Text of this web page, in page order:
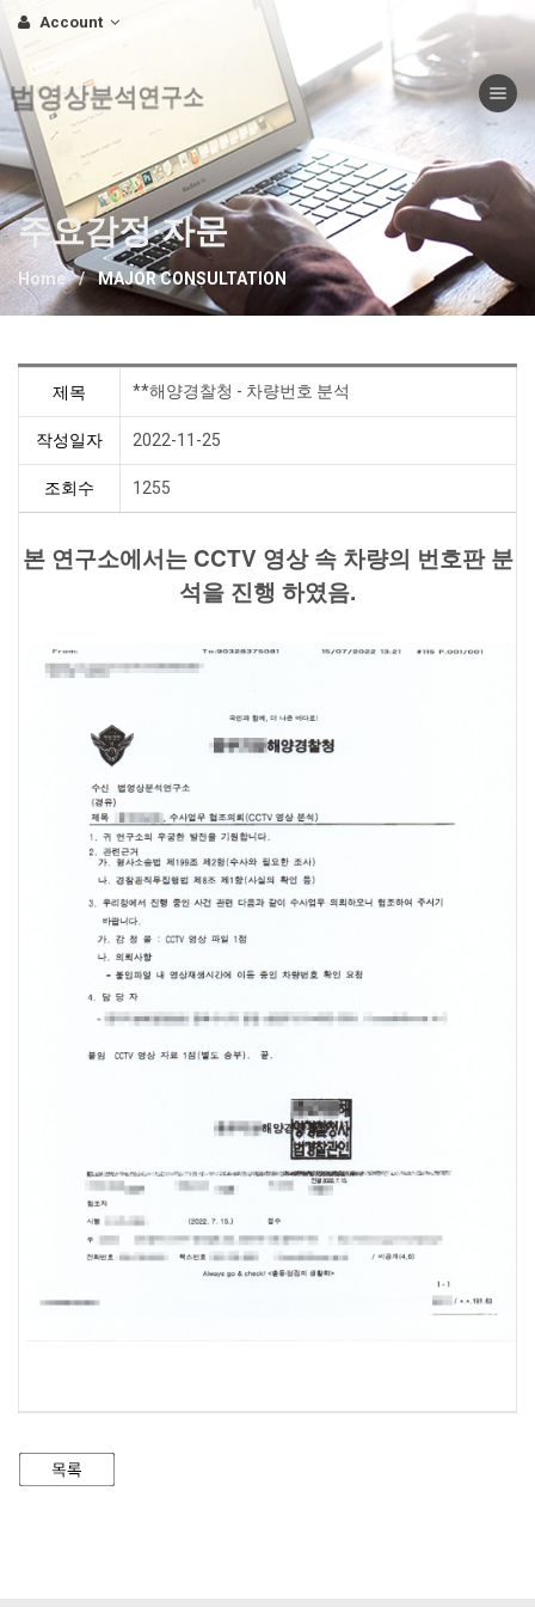
Account
Toggle
법영상분석연구소
주요감정·자문
Home MAJOR CONSULTATION
제목 **해양경찰청 - 차량번호 분석
작성일자 2022-11-25
조회수 1255
본 연구소에서는 CCTV 영상 속 차량의 번호판 분
석을 진행 하였음.